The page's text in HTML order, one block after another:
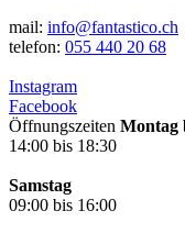
mail: info@fantastico.ch
telefon: 055 440 20 68
Instagram
Facebook
Öffnungszeiten Montag
14:00 bis 18:30
Samstag
09:00 bis 16:00